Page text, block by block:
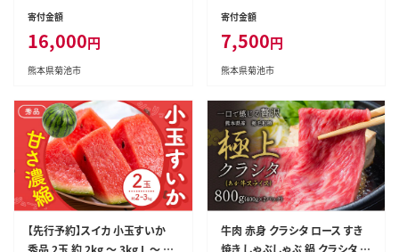
熊本県 菊池市 肉 馬肉 馬さし 赤
寄付金額
16,000円
熊本県菊池市
0g《7-14日以内に出荷予定(土
本県 菊池市 上カルビ 焼肉用 黒
毛和牛 焼肉 肉 お肉 和牛 A5 A4
寄付金額
7,500円
熊本県菊池市
【先行予約】スイカ 小玉すいか
秀品 2玉 約 2kg ～ 3kg L ～ 3L
牛肉 赤身 クラシタ ロース すき
焼き しゃぶしゃぶ 鍋 クラシタ あ